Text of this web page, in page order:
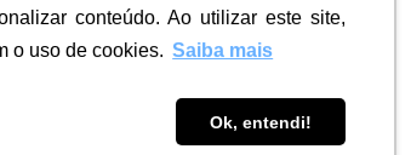
conteúdo. Ao utilizar este site,
o uso de cookies. Saiba mais
Ok, entendi!